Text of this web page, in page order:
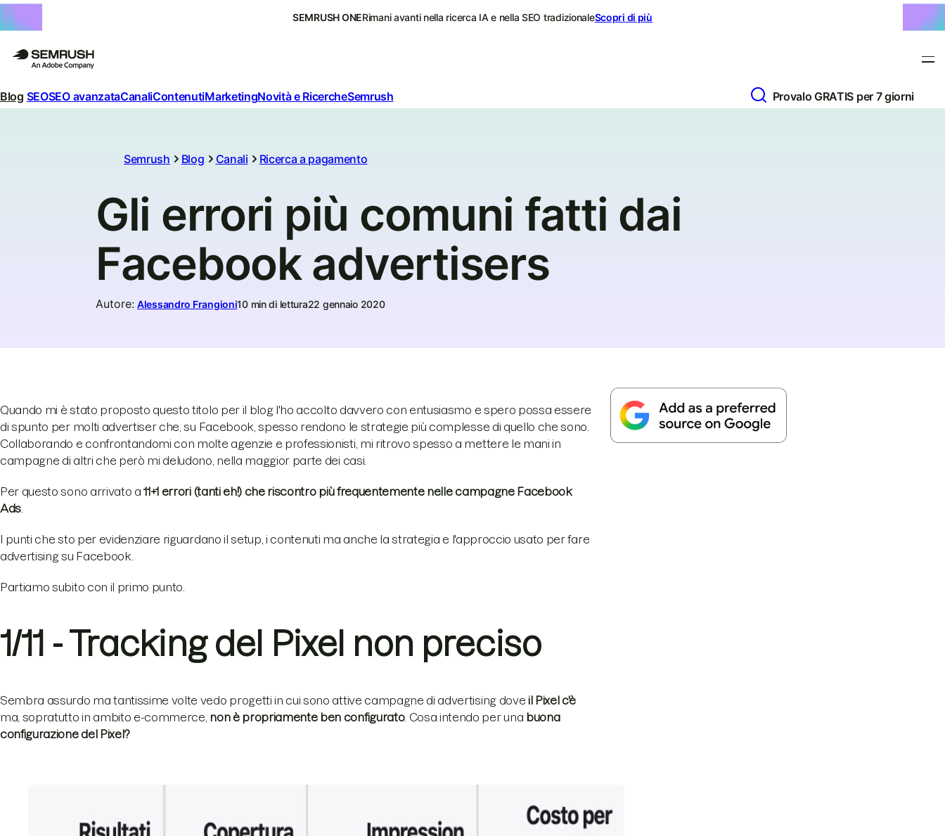
SEMRUSH ONERimani avanti nella ricerca IA e nella SEO tradizionaleScopri di più
Blog SEOSEO avanzataCanaliContenutiMarketingNovità e RicercheSemrush Provalo GRATIS per 7 giorni
Semrush Blog Canali Ricerca a pagamento
Gli errori più comuni fatti dai
Facebook advertisers
Autore: Alessandro Frangioni10 min di lettura22 gennaio 2020
Quando mi è stato proposto questo titolo per il blog l'ho accolto davvero con entusiasmo e spero possa essere
di spunto per molti advertiser che, su Facebook, spesso rendono le strategie più complesse di quello che sono.
Collaborando e confrontandomi con molte agenzie e professionisti, mi ritrovo spesso a mettere le mani in
campagne di altri che però mi deludono, nella maggior parte dei casi.
Per questo sono arrivato a11+1 errori (tanti eh!) che riscontro più frequentemente nelle campagne Facebook
Ads
I punti che sto per evidenziare riguardano il setup, i contenuti ma anche la strategia e l'approccio usato per fare
advertising su Facebook.
Partiamo subito con il primo punto.
1/11 - Tracking del Pixel non preciso
Sembra assurdo ma tantissime volte vedo progetti in cui sono attive campagne di advertising dove il Pixel c'è
ma, sopratutto in ambito e-commerce, non è propriamente ben configurato. Cosa intendo per una buona
configurazione del Pixel?